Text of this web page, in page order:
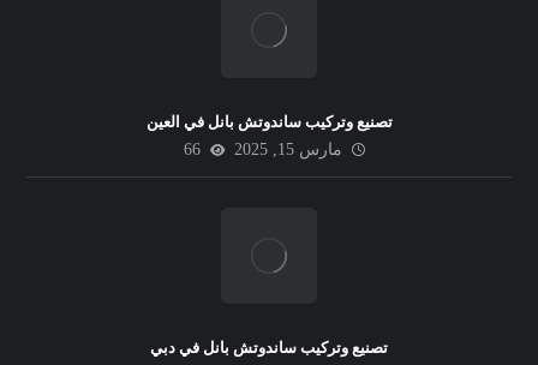
تصنيع وتركيب ساندوتش بانل في العين
مارس 15, 2025
66
تصنيع وتركيب ساندوتش بانل في دبي